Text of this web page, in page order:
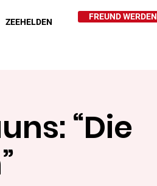
ZEEHELDEN
FREUND WERDEN
“Die